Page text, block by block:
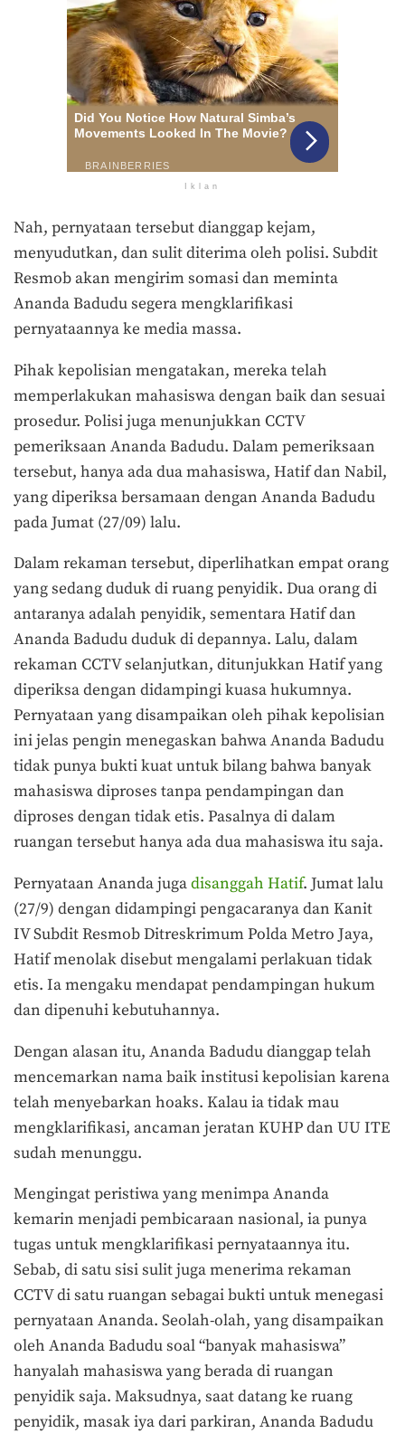
Iklan
Nah, pernyataan tersebut dianggap kejam,
menyudutkan, dan sulit diterima oleh polisi. Subdit
Resmob akan mengirim somasi dan meminta
Ananda Badudu segera mengklarifikasi
pernyataannya ke media massa.
Pihak kepolisian mengatakan, mereka telah
memperlakukan mahasiswa dengan baik dan sesuai
prosedur. Polisi juga menunjukkan CCTV
pemeriksaan Ananda Badudu. Dalam pemeriksaan
tersebut, hanya ada dua mahasiswa, Hatif dan Nabil,
yang diperiksa bersamaan dengan Ananda Badudu
pada Jumat (27/09) lalu.
Dalam rekaman tersebut, diperlihatkan empat orang
yang sedang duduk di ruang penyidik. Dua orang di
antaranya adalah penyidik, sementara Hatif dan
Ananda Badudu duduk di depannya. Lalu, dalam
rekaman CCTV selanjutkan, ditunjukkan Hatif yang
diperiksa dengan didampingi kuasa hukumnya.
Pernyataan yang disampaikan oleh pihak kepolisian
ini jelas pengin menegaskan bahwa Ananda Badudu
tidak punya bukti kuat untuk bilang bahwa banyak
mahasiswa diproses tanpa pendampingan dan
diproses dengan tidak etis. Pasalnya di dalam
ruangan tersebut hanya ada dua mahasiswa itu saja.
Pernyataan Ananda jugadisanggah Hatif. Jumat lalu
(27/9) dengan didampingi pengacaranya dan Kanit
IV Subdit Resmob Ditreskrimum Polda Metro Jaya,
Hatif menolak disebut mengalami perlakuan tidak
etis. Ia mengaku mendapat pendampingan hukum
dan dipenuhi kebutuhannya.
Dengan alasan itu, Ananda Badudu dianggap telah
mencemarkan nama baik institusi kepolisian karena
telah menyebarkan hoaks. Kalau ia tidak mau
mengklarifikasi, ancaman jeratan KUHP dan UU ITE
sudah menunggu.
Mengingat peristiwa yang menimpa Ananda
kemarin menjadi pembicaraan nasional, ia punya
tugas untuk mengklarifikasi pernyataannya itu.
Sebab, di satu sisi sulit juga menerima rekaman
CCTV di satu ruangan sebagai bukti untuk menegasi
pernyataan Ananda. Seolah-olah, yang disampaikan
oleh Ananda Badudu soal “banyak mahasiswa”
hanyalah mahasiswa yang berada di ruangan
penyidik saja. Maksudnya, saat datang ke ruang
penyidik, masak iya dari parkiran, Ananda Badudu